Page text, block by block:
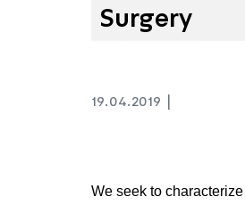
Surgery
19.04.2019 |
We seek to